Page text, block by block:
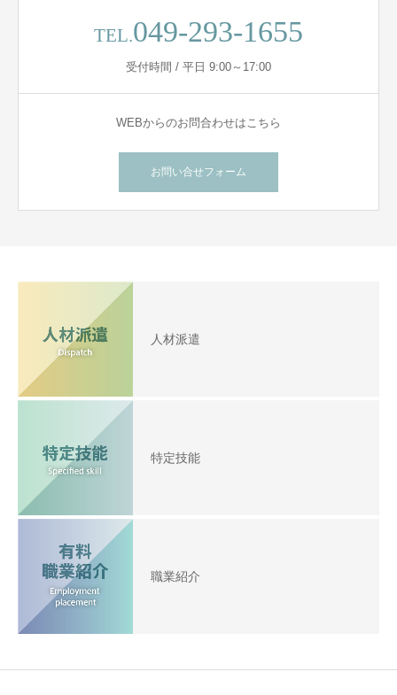
TEL.049-293-1655
受付時間 / 平日 9:00～17:00
WEBからのお問合わせはこちら
お問い合せフォーム
人材派遣
特定技能
職業紹介